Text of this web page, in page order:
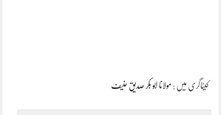
کیٹاگری میں : مولانا ابو بکر صدیق حنیف